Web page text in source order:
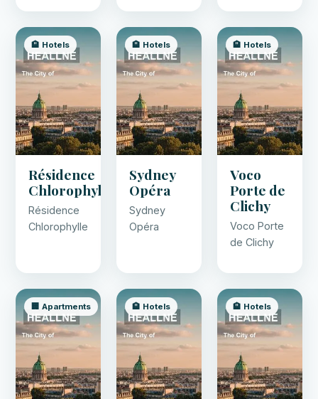
🏨 Hotels
Résidence
Chlorophylle
Résidence
Chlorophylle
🏨 Hotels
Sydney
Opéra
Sydney
Opéra
🏨 Hotels
Voco
Porte de
Clichy
Voco Porte
de Clichy
🏢 Apartments 🏨 Hotels 🏨 Hotels